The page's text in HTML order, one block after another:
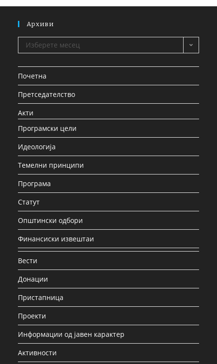
Архиви
Изберете месец
Почетна
Претседателство
Акти
Програмски цели
Идеологија
Темелни принципи
Програма
Статут
Општински одбори
Финансиски извештаи
Вести
Донации
Пристапница
Проекти
Информации од јавен карактер
Активности